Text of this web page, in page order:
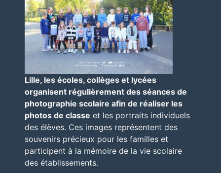
Lille, les écoles, collèges et lycées
organisent régulièrement des séances de
photographie scolaire afin de réaliser les
photos de classe et les portraits individuels
des élèves. Ces images représentent des
souvenirs précieux pour les familles et
participent à la mémoire de la vie scolaire
des établissements.